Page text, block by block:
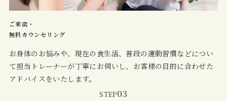
ご来店・
無料カウンセリング
お身体のお悩みや、現在の食生活、普段の運動習慣などについ
て担当トレーナーが丁寧にお伺いし、お客様の目的に合わせた
アドバイスをいたします。
STEP03